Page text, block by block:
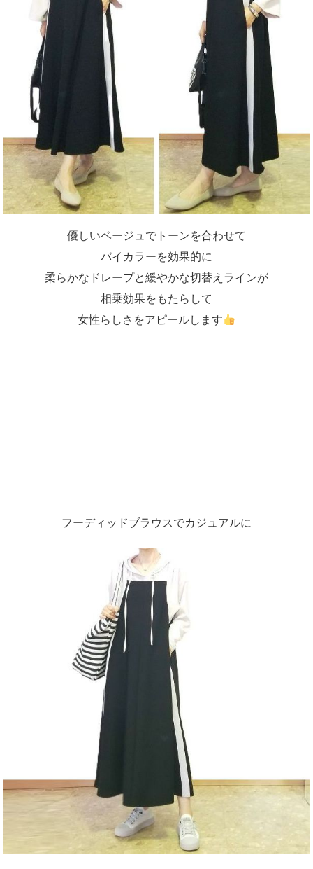
優しいベージュでトーンを合わせて
バイカラーを効果的に
柔らかなドレープと緩やかな切替えラインが
相乗効果をもたらして
女性らしさをアピールします
フーディッドブラウスでカジュアルに